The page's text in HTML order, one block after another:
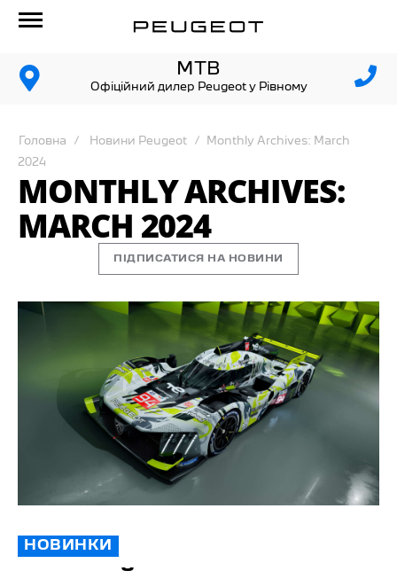
МТВ
Офіційний дилер Peugeot у Рівному
Головна Новини Peugeot Monthly Archives: March
2024
MONTHLY ARCHIVES:
MARCH 2024
ПІДПИСАТИСЯ НА НОВИНИ
НОВИНКИ